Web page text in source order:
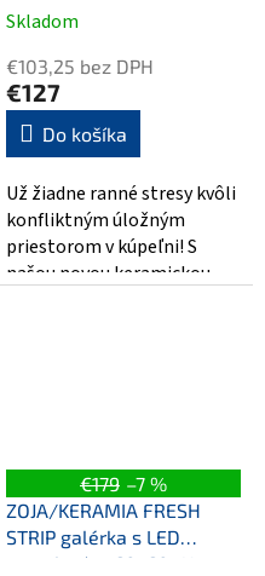
Skladom
€103,25 bez DPH
€127
Do košíka
Už žiadne ranné stresy kvôli
konfliktným úložným
priestorom v kúpeľni! S
našou novou keramickou
€179 –7 %
ZOJA/KERAMIA FRESH
STRIP galérka s LED
osvetlením, 60x60x14cm,